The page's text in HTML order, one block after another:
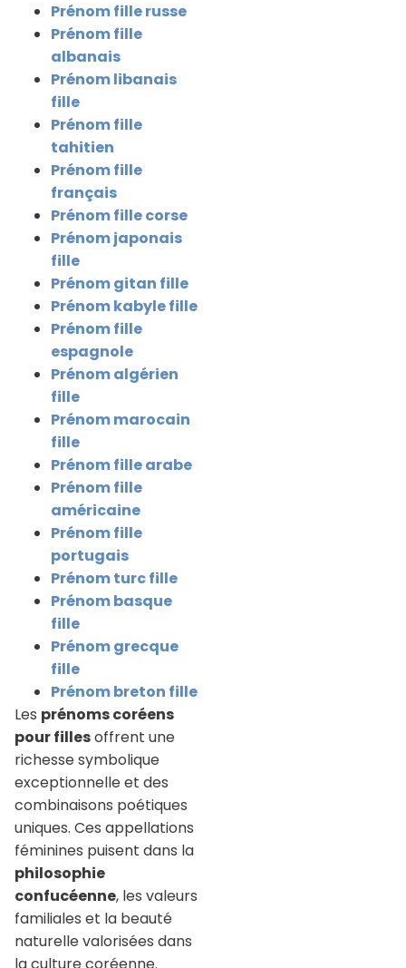
Prénom fille russe
Prénom fille
albanais
Prénom libanais
fille
Prénom fille
tahitien
Prénom fille
français
Prénom fille corse
Prénom japonais
fille
Prénom gitan fille
Prénom kabyle fille
Prénom fille
espagnole
Prénom algérien
fille
Prénom marocain
fille
Prénom fille arabe
Prénom fille
américaine
Prénom fille
portugais
Prénom turc fille
Prénom basque
fille
Prénom grecque
fille
Prénom breton fille
Les prénoms coréens
pour fillesoffrent une
richesse symbolique
exceptionnelle et des
combinaisons poétiques
uniques. Ces appellations
féminines puisent dans la
philosophie
confucéenne, les valeurs
familiales et la beauté
naturelle valorisées dans